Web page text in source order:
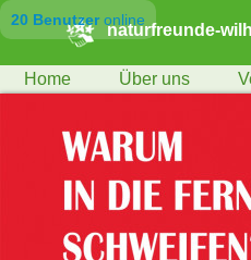
20 Benutzeronline
naturfreunde-
Home Über uns